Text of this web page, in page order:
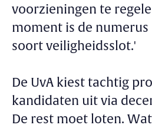
voorzieningen te
moment is de numerus
soort veiligheidsslot.'
De UvA kiest tachtig
kandidaten uit via
De rest moet loten.